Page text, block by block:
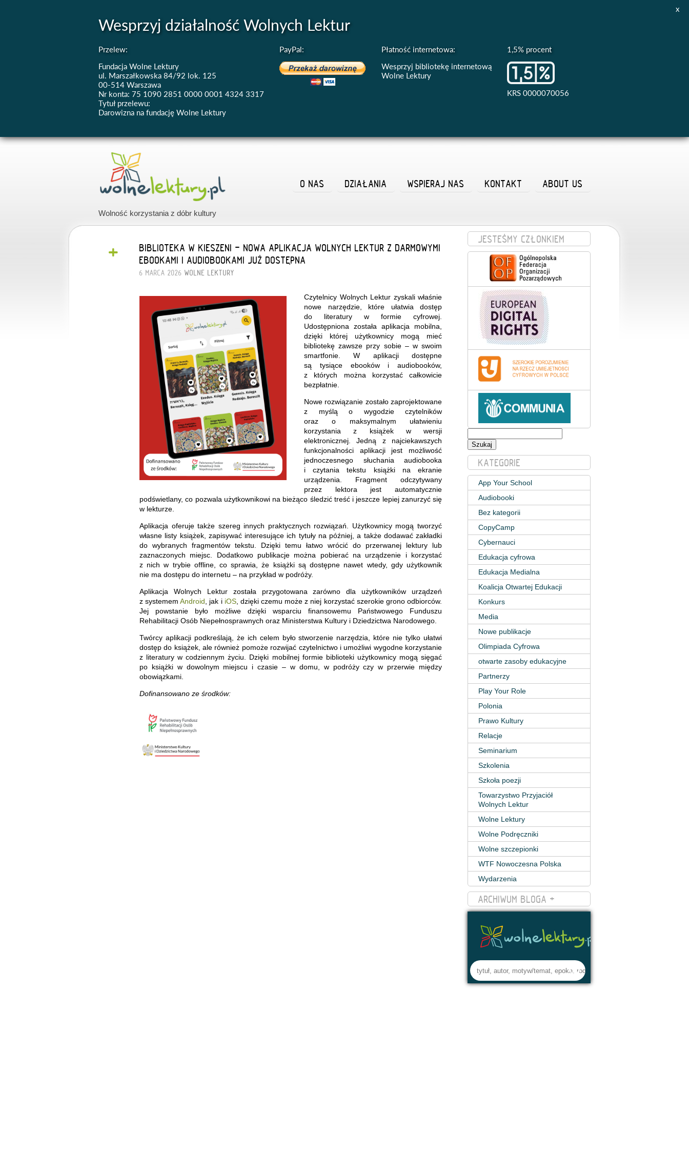
Wesprzyj działalność Wolnych Lektur
Przelew:
Fundacja Wolne Lektury
ul. Marszałkowska 84/92 lok. 125
00-514 Warszawa
Nr konta: 75 1090 2851 0000 0001 4324 3317
Tytuł przelewu:
Darowizna na fundację Wolne Lektury
PayPal:
Płatność internetowa:
Wesprzyj bibliotekę internetową
Wolne Lektury
1,5% procent
KRS 0000070056
x
Wolność korzystania z dóbr kultury
ABOUT US
KONTAKT
WSPIERAJ NAS
DZIAŁANIA
O NAS
+
BIBLIOTEKA W KIESZENI - NOWA APLIKACJA WOLNYCH LEKTUR Z DARMOWYMI
EBOOKAMI I AUDIOBOOKAMI JUŻ DOSTĘPNA
6 MARCA 2026 WOLNE LEKTURY
Czytelnicy Wolnych Lektur zyskali właśnie
nowe narzędzie, które ułatwia dostęp
do literatury w formie cyfrowej.
Udostępniona została aplikacja mobilna,
dzięki której użytkownicy mogą mieć
bibliotekę zawsze przy sobie – w swoim
smartfonie. W aplikacji dostępne
są tysiące ebooków i audiobooków,
z których można korzystać całkowicie
bezpłatnie.
Nowe rozwiązanie zostało zaprojektowane
z myślą o wygodzie czytelników
oraz o maksymalnym ułatwieniu
korzystania z książek w wersji
elektronicznej. Jedną z najciekawszych
funkcjonalności aplikacji jest możliwość
jednoczesnego słuchania audiobooka
i czytania tekstu książki na ekranie
urządzenia. Fragment odczytywany
przez lektora jest automatycznie
podświetlany, co pozwala użytkownikowi na bieżąco śledzić treść i jeszcze lepiej zanurzyć się
w lekturze.
Aplikacja oferuje także szereg innych praktycznych rozwiązań. Użytkownicy mogą tworzyć
własne listy książek, zapisywać interesujące ich tytuły na później, a także dodawać zakładki
do wybranych fragmentów tekstu. Dzięki temu łatwo wrócić do przerwanej lektury lub
zaznaczonych miejsc. Dodatkowo publikacje można pobierać na urządzenie i korzystać
z nich w trybie offline, co sprawia, że książki są dostępne nawet wtedy, gdy użytkownik
nie ma dostępu do internetu – na przykład w podróży.
Aplikacja Wolnych Lektur została przygotowana zarówno dla użytkowników urządzeń
z systememAndroid , jak i iOS, dzięki czemu może z niej korzystać szerokie grono odbiorców.
Jej powstanie było możliwe dzięki wsparciu finansowemu Państwowego Funduszu
Rehabilitacji Osób Niepełnosprawnych oraz Ministerstwa Kultury i Dziedzictwa Narodowego.
Twórcy aplikacji podkreślają, że ich celem było stworzenie narzędzia, które nie tylko ułatwi
dostęp do książek, ale również pomoże rozwijać czytelnictwo i umożliwi wygodne korzystanie
z literatury w codziennym życiu. Dzięki mobilnej formie biblioteki użytkownicy mogą sięgać
po książki w dowolnym miejscu i czasie – w domu, w podróży czy w przerwie między
obowiązkami.
Dofinansowano ze środków:
JESTEŚMY CZŁONKIEM
KATEGORIE
App Your School
Audiobooki
Bez kategorii
CopyCamp
Cybernauci
Edukacja cyfrowa
Edukacja Medialna
Koalicja Otwartej Edukacji
Konkurs
Media
Nowe publikacje
Olimpiada Cyfrowa
otwarte zasoby edukacyjne
Partnerzy
Play Your Role
Polonia
Prawo Kultury
Relacje
Seminarium
Szkolenia
Szkoła poezji
Towarzystwo Przyjaciół
Wolnych Lektur
Wolne Lektury
Wolne Podręczniki
Wolne szczepionki
WTF Nowoczesna Polska
Wydarzenia
ARCHIWUM BLOGA +